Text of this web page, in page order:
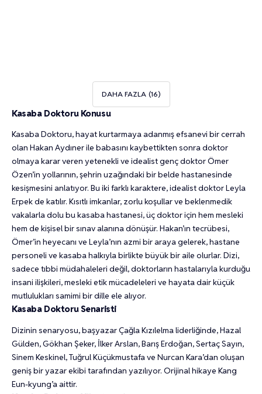
DAHA FAZLA
Kasaba Doktoru Konusu
Kasaba Doktoru, hayat kurtarmaya adanmış efsanevi bir cerrah
olan Hakan Aydıner ile babasını kaybettikten sonra doktor
olmaya karar veren yetenekli ve idealist genç doktor Ömer
Özen’in yollarının, şehrin uzağındaki bir belde hastanesinde
kesişmesini anlatıyor. Bu iki farklı karaktere, idealist doktor Leyla
Erpek de katılır. Kısıtlı imkanlar, zorlu koşullar ve beklenmedik
vakalarla dolu bu kasaba hastanesi, üç doktor için hem mesleki
hem de kişisel bir sınav alanına dönüşür. Hakan’ın tecrübesi,
Ömer’in heyecanı ve Leyla’nın azmi bir araya gelerek, hastane
personeli ve kasaba halkıyla birlikte büyük bir aile olurlar. Dizi,
sadece tıbbi müdahaleleri değil, doktorların hastalarıyla kurduğu
insani ilişkileri, mesleki etik mücadeleleri ve hayata dair küçük
mutlulukları samimi bir dille ele alıyor.
Kasaba Doktoru Senaristi
Dizinin senaryosu, başyazar Çağla Kızılelma liderliğinde, Hazal
Gülden, Gökhan Şeker, İlker Arslan, Barış Erdoğan, Sertaç Sayın,
Sinem Keskinel, Tuğrul Küçükmustafa ve Nurcan Kara’dan oluşan
geniş bir yazar ekibi tarafından yazılıyor. Orijinal hikaye Kang
Eun-kyung’a aittir.